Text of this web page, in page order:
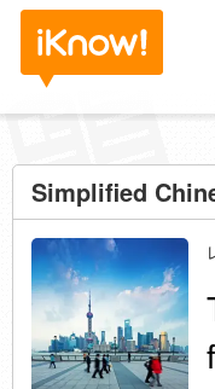
Simplified